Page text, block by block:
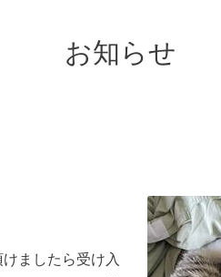
お知らせ
ましたら受け入